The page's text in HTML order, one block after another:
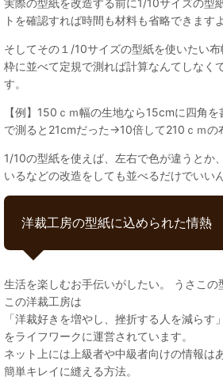
トを確認すれば時間も材料も省略できますよ
そしてその１/10サイズの型紙を使いたい
枠に並べて定規で測れば計算なんてしなく
す。
【例】150ｃｍ幅の生地なら15cmに四角
で測ると21cmだった→10倍して210ｃｍの
1/10の型紙を使えば、左右で色が違うとか
いるなどの改造をしても並べるだけでいい
洋裁工房の型紙に込められた情熱
生活を楽しむお手伝いがしたい。 うさこの
この洋裁工房は
「洋裁好きを増やし、挫折する人を減らす」
をライフワークに運営されています。
ネット上には上級者や中級者向けの情報は
簡単キレイに縫える方法。